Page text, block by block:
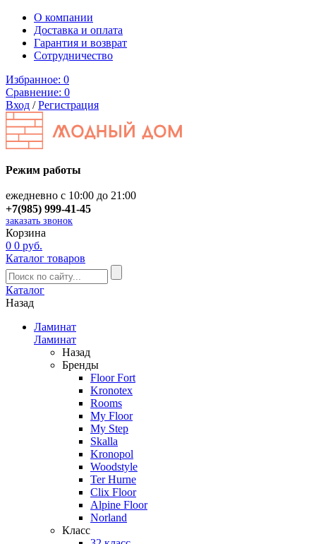
О компании
Доставка и оплата
Гарантия и возврат
Сотрудничество
Избранное: 0
Сравнение: 0
Вход /Регистрация
Режим работы
ежедневно с 10:00 до 21:00
+7(985) 999-41-45
заказать звонок
Корзина
0 0 руб.
Каталог товаров
Каталог
Назад
Ламинат
Ламинат
Назад
Бренды
Floor Fort
Kronotex
Rooms
My Floor
My Step
Skalla
Kronopol
Woodstyle
Ter Hurne
Clix Floor
Alpine Floor
Norland
Класс